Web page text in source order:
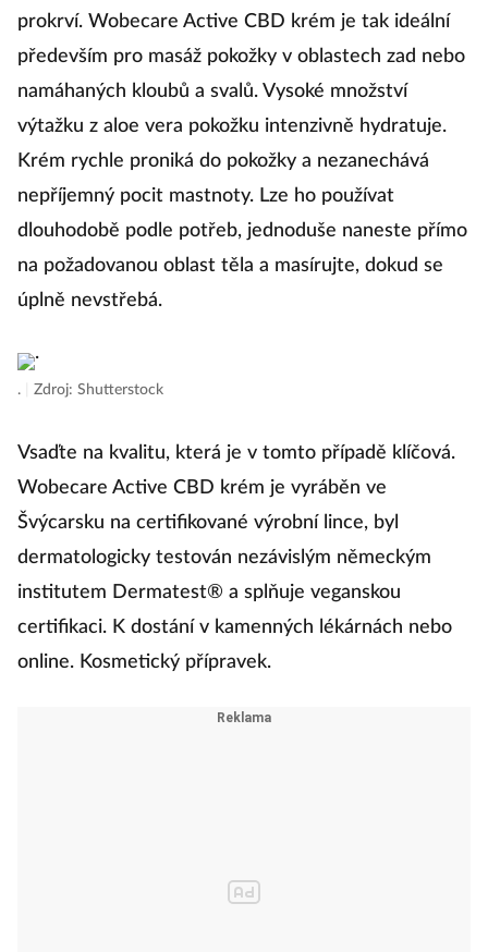
prokrví. Wobecare Active CBD krém je tak ideální
především pro masáž pokožky v oblastech zad nebo
namáhaných kloubů a svalů. Vysoké množství
výtažku z aloe vera pokožku intenzivně hydratuje.
Krém rychle proniká do pokožky a nezanechává
nepříjemný pocit mastnoty. Lze ho používat
dlouhodobě podle potřeb, jednoduše naneste přímo
na požadovanou oblast těla a masírujte, dokud se
úplně nevstřebá.
. Zdroj: Shutterstock
Vsaďte na kvalitu, která je v tomto případě klíčová.
Wobecare Active CBD krém je vyráběn ve
Švýcarsku na certifikované výrobní lince, byl
dermatologicky testován nezávislým německým
institutem Dermatest® a splňuje veganskou
certifikaci. K dostání v kamenných lékárnách nebo
online. Kosmetický přípravek.